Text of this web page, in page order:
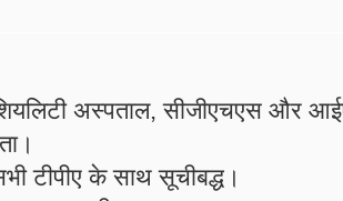
अस्पताल, सीजीएचएस और
टीपीए के साथ सूचीबद्ध।